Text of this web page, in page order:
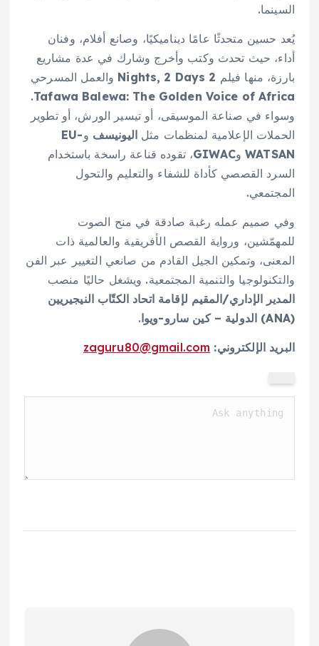
السينما.
يُعد حسين متحدثًا عامًا ديناميكيًا، وصانع أفلام، وفنان
أداء، حيث تحدث وكتب وأخرج وشارك في عدة مشاريع
بارزة، منها فيلم 2 Nights, 2 Days
والعمل المسرحي
Tafawa Balewa: The Golden Voice of Africa
.
وسواء في صناعة الموسيقى، أو تيسير الورش، أو تطوير
الحملات الإعلامية لمنظمات مثل اليونيسف وEU-
WATSANوGIWAC، تقوده قناعة راسخة باستخدام
السرد القصصي كأداة للشفاء والتعليم والتحول
المجتمعي.
وفي صميم عمله رغبة صادقة في منح الصوت
للمهمّشين، ورواية القصص الأفريقية والعالمية ذات
المعنى، وتمكين الجيل القادم من صانعي التغيير عبر الفن
والتكنولوجيا والتنمية المجتمعية. ويشغل حاليًا منصب
المدير الإداري/المقيم لإقامة اتحاد الكتّاب النيجيريين
(ANA) الدولية – كين سارو-ويوا
.
البريد الإلكتروني: zaguru80@gmail.com